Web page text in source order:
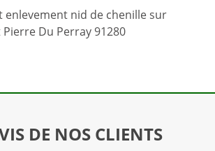
enlevement nid de chenille sur
Du Perray 91280
DE NOS CLIENTS